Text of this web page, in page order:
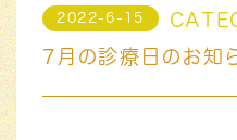
2022-6-15
7月の診療日のお知